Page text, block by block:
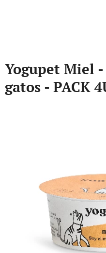
Yogupet Miel
gatos - PACK